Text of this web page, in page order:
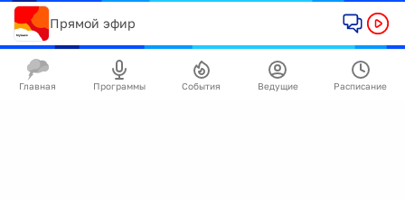
Прямой эфир
Главная Программы События Ведущие Расписание